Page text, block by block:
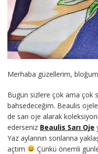
Merhaba güzellerim,
Bugün sizlere çok ama çok
bahsedeceğim. Beaulis
de sarı oje alarak
ederseniz Beaulis Sarı Oje
Yaz aylarının sonlarına
açtım
Çünkü önemli